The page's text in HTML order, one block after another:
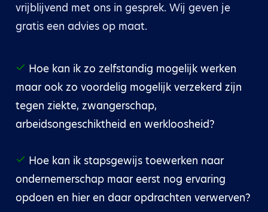
vrijblijvend met ons in gesprek. Wij geven je
gratis een advies op maat.
Hoe kan ik zo zelfstandig mogelijk werken
maar ook zo voordelig mogelijk verzekerd zijn
tegen ziekte, zwangerschap,
arbeidsongeschiktheid en werkloosheid?
Hoe kan ik stapsgewijs toewerken naar
ondernemerschap maar eerst nog ervaring
opdoen en hier en daar opdrachten verwerven?